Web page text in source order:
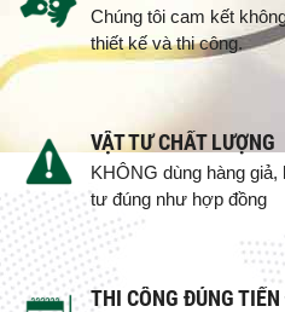
Chúng tôi cam kết
thiết kế và thi công.
VẬT TƯ CHẤT LƯỢNG
KHÔNG dùng hàng
tư đúng như hợp đồng
THI CÔNG ĐÚNG TIẾN